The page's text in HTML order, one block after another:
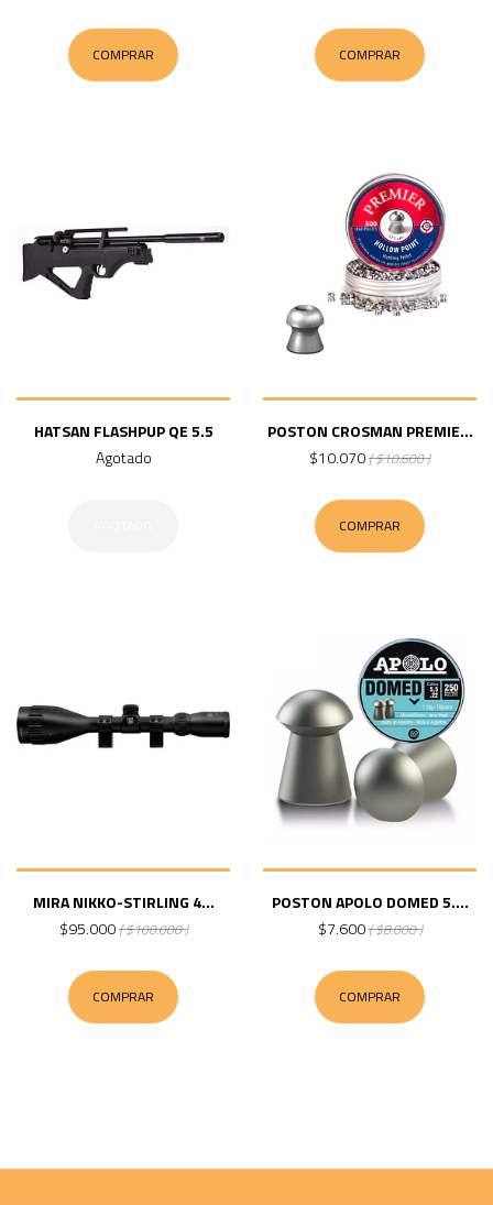
COMPRAR COMPRAR
HATSAN FLASHPUP QE 5.5
Agotado
POSTON CROSMAN PREMIE...
$10.070( $10.600 )
COMPRAR
MIRA NIKKO-STIRLING 4...
$95.000( $100.000 )
COMPRAR
POSTON APOLO DOMED 5....
$7.600( $8.000 )
COMPRAR